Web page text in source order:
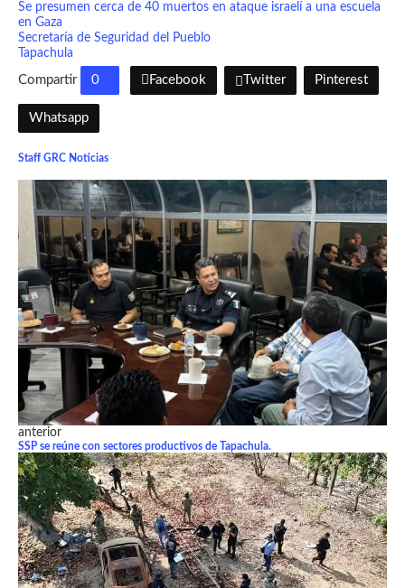
Se presumen cerca de 40 muertos en ataque israelí a una escuela
en Gaza
Secretaría de Seguridad del Pueblo
Tapachula
Compartir 0 Facebook Twitter Pinterest
Whatsapp
Staff GRC Noticias
anterior
SSP se reúne con sectores productivos de Tapachula.